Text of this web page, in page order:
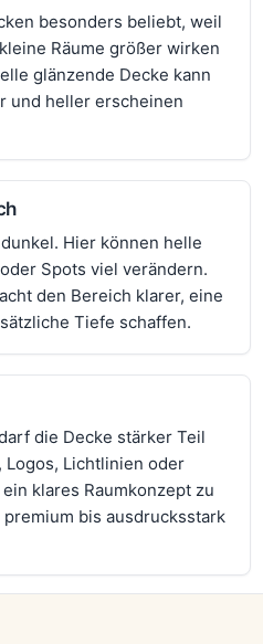
besonders beliebt, weil
Räume größer wirken
glänzende Decke kann
und heller erscheinen
Hier können helle
Spots viel verändern.
den Bereich klarer, eine
Tiefe schaffen.
die Decke stärker Teil
Logos, Lichtlinien oder
klares Raumkonzept zu
bis ausdrucksstark